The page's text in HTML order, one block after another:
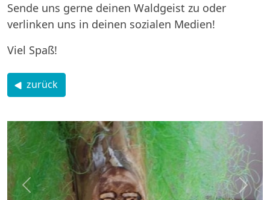
Sende uns gerne deinen Waldgeist zu oder
verlinken uns in deinen sozialen Medien!
Viel Spaß!
zurück
zurück